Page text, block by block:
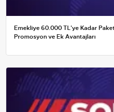
Emekliye 60.000 TL'ye Kadar
Promosyon ve Ek Avantajları